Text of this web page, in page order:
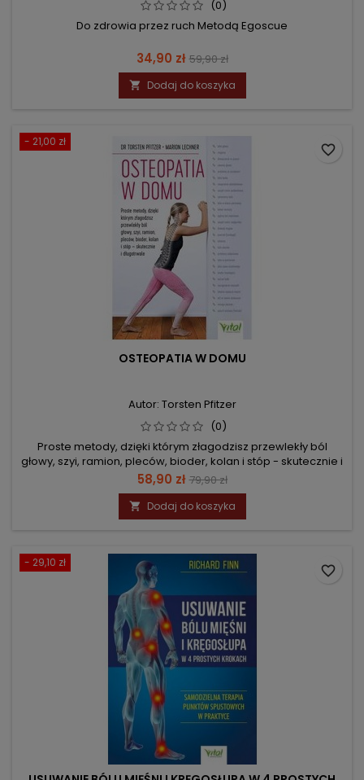
(0)
Do zdrowia przez ruch Metodą Egoscue
Cena
34,90 zł Cena
podstawowa
59,90 zł
 Dodaj do koszyka
- 21,00 zł
OSTEOPATIA W DOMU
Autor: Torsten Pfitzer
(0)
Proste metody, dzięki którym złagodzisz przewlekły ból
głowy, szyi, ramion, pleców, bioder, kolan i stóp - skutecznie i
długotrwale
Cena
58,90 zł Cena
podstawowa
79,90 zł
 Dodaj do koszyka
favorite_border
- 29,10 zł
favorite_border